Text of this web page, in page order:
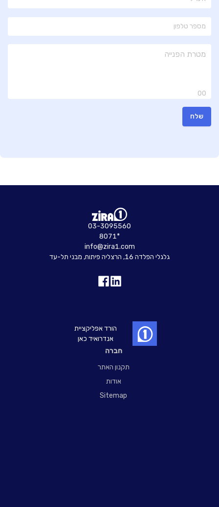
00
שלח
חברה
תקנון האתר
אודות
Sitemap
03-3095560
8071*
info@zira1.com
גלגלי הפלדה 16, הרצליה פיתוח, מבני תל-עד
הורד אפליקציית
אנדרואיד כאן